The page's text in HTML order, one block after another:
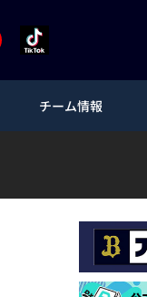
チーム情報